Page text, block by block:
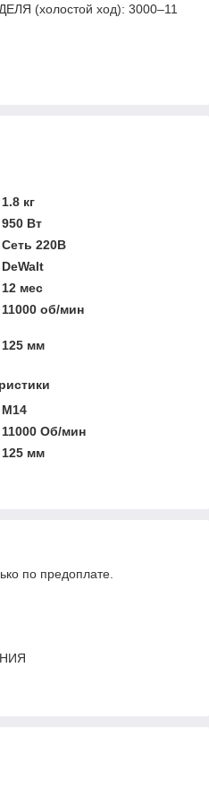
(холостой ход): 3000–11
1.8 кг
950 Вт
Сеть 220В
DeWalt
12 мес
11000 об/мин
125 мм
М14
11000 Об/мин
125 мм
по предоплате.